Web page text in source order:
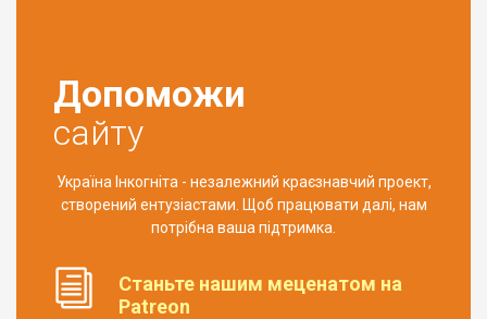
Допоможи
сайту
Україна Інкогніта - незалежний краєзнавчий проект,
створений ентузіастами. Щоб працювати далі, нам
потрібна ваша підтримка.
Станьте нашим меценатом на
Patreon